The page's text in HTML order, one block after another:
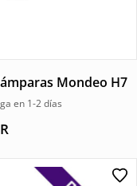
Mondeo H7
en 1-2 días